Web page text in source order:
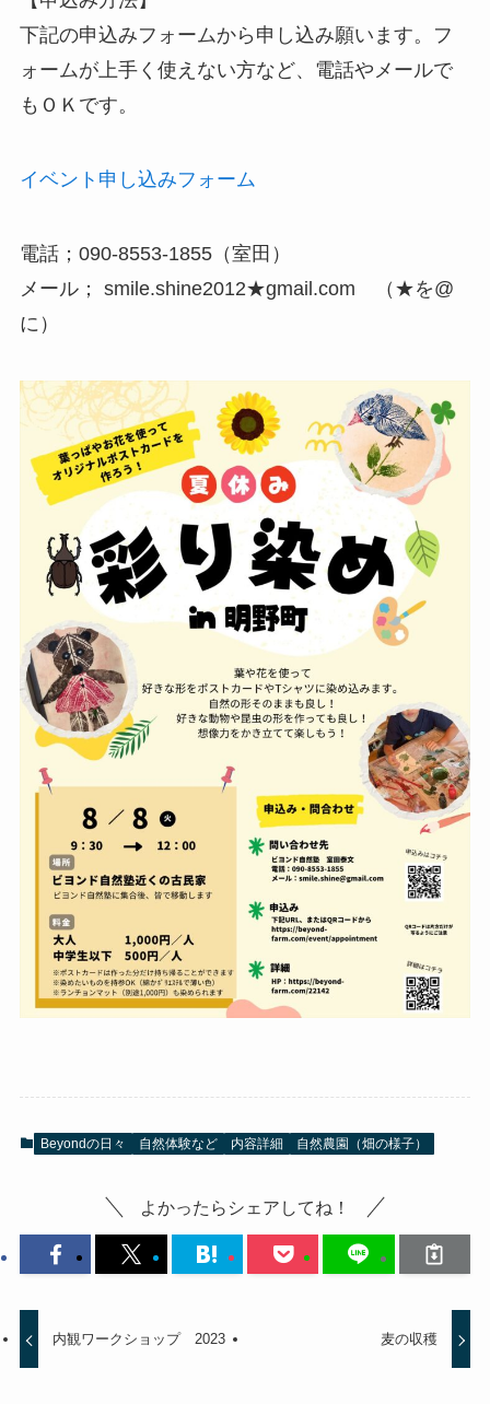
下記の申込みフォームから申し込み願います。フ
ォームが上手く使えない方など、電話やメールで
もＯＫです。
イベント申し込みフォーム
電話；090-8553-1855（室田）
メール； smile.shine2012★gmail.com （★を@
に）
Beyondの日々 自然体験など 内容詳細 自然農園（畑の様子）
よかったらシェアしてね！
内観ワークショップ 2023 麦の収穫